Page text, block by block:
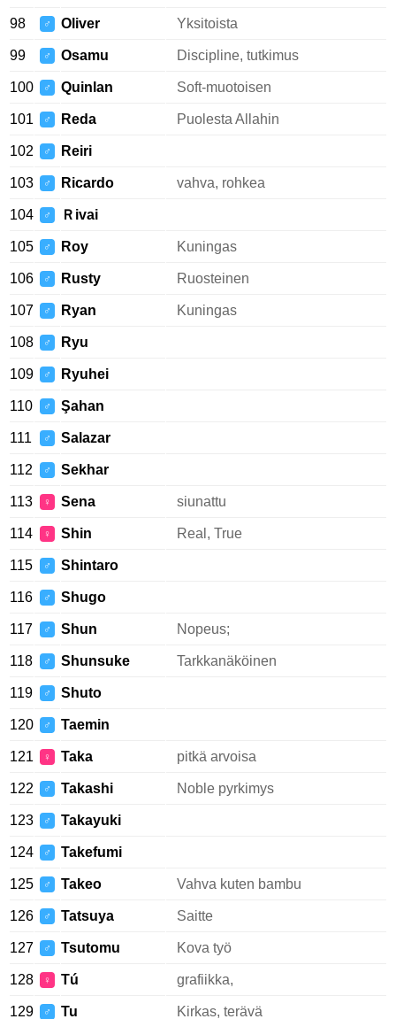
98 ♂ Oliver Yksitoista
99 ♂ Osamu Discipline, tutkimus
100 ♂ Quinlan Soft-muotoisen
101 ♂ Reda Puolesta Allahin
102 ♂ Reiri
103 ♂ Ricardo vahva, rohkea
104 ♂ Ｒivai
105 ♂ Roy Kuningas
106 ♂ Rusty Ruosteinen
107 ♂ Ryan Kuningas
108 ♂ Ryu
109 ♂ Ryuhei
110 ♂ Şahan
111 ♂ Salazar
112 ♂ Sekhar
113 ♀ Sena siunattu
114 ♀ Shin Real, True
115 ♂ Shintaro
116 ♂ Shugo
117 ♂ Shun Nopeus;
118 ♂ Shunsuke Tarkkanäköinen
119 ♂ Shuto
120 ♂ Taemin
121 ♀ Taka pitkä arvoisa
122 ♂ Takashi Noble pyrkimys
123 ♂ Takayuki
124 ♂ Takefumi
125 ♂ Takeo Vahva kuten bambu
126 ♂ Tatsuya Saitte
127 ♂ Tsutomu Kova työ
128 ♀ Tú grafiikka,
129 ♂ Tu Kirkas, terävä